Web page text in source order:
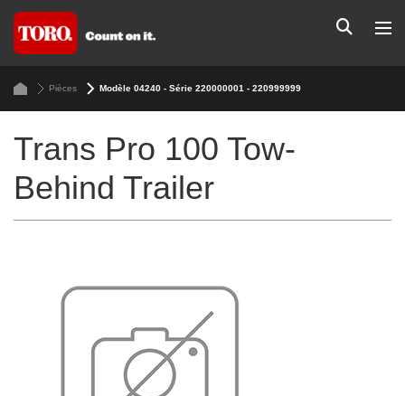
Pièces Modèle 04240 - Série 220000001 - 220999999
Trans Pro 100 Tow-
Behind Trailer